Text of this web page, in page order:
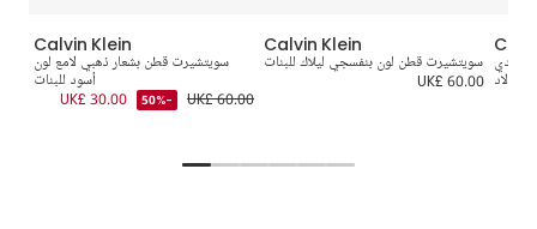
Calvin Klein
سويتشيرت قطن بشعار ذهبي لامع لون
أسود للبنات
UK£ 60.00
-50%
UK£ 30.00
Calvin Klein
سويتشيرت قطن لون بنفسجي ليلاك للبنات
UK£ 60.00
رمادي
للأولاد